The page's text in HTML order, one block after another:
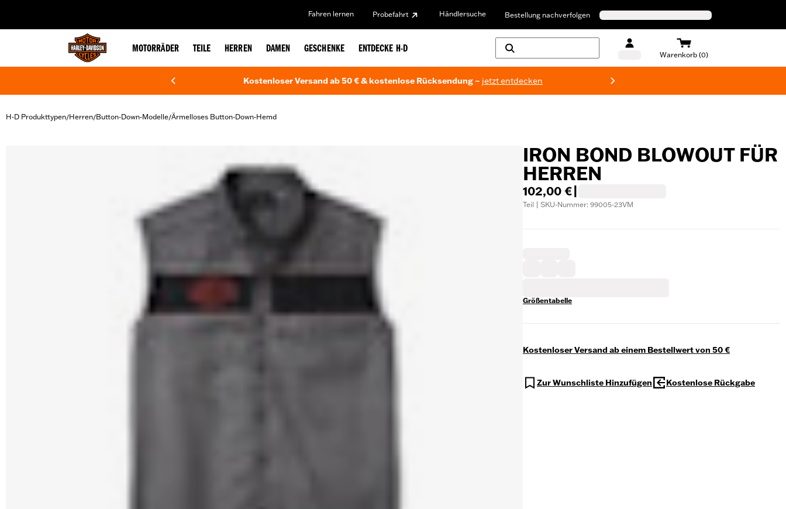
Fahren lernen Probefahrt Händlersuche Bestellung nachverfolgen
MOTORRÄDER TEILE HERREN DAMEN GESCHENKE ENTDECKE H-D
Warenkorb (0)
Kostenloser Versand ab 50 € & kostenlose Rücksendung – jetzt entdecken
H-D Produkttypen/Herren/Button-Down-Modelle/Ärmelloses Button-Down-Hemd
IRON BOND BLOWOUT FÜR
HERREN
102,00 €
Teil | SKU-Nummer: 99005-23VM
Größentabelle
Kostenloser Versand ab einem Bestellwert von 50 €
Zur Wunschliste Hinzufügen Kostenlose Rückgabe